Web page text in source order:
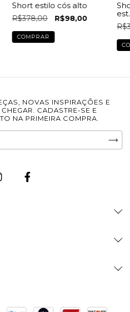
Short estilo cós alto
R$378,00 R$98,00
COMPRAR
NOVAS INSPIRAÇÕES E
CADASTRE-SE E
NA PRIMEIRA COMPRA.